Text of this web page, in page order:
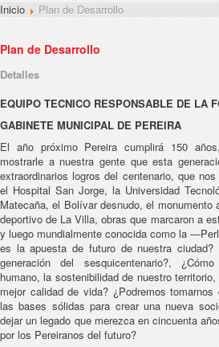
Inicio Plan de Desarrollo
Plan de Desarrollo
Detalles
EQUIPO TECNICO RESPONSABLE DE LA
GABINETE MUNICIPAL DE PEREIRA
El año próximo Pereira cumplirá 150
mostrarle a nuestra gente que esta
extraordinarios logros del centenario, que
el Hospital San Jorge, la Universidad
Matecaña, el Bolívar desnudo, el
deportivo de La Villa, obras que marcaron a
y luego mundialmente conocida como la
es la apuesta de futuro de nuestra
generación del sesquicentenario?,
humano, la sostenibilidad de nuestro
mejor calidad de vida? ¿Podremos
las bases sólidas para crear una nueva
dejar un legado que merezca en cincuenta
por los Pereiranos del futuro?